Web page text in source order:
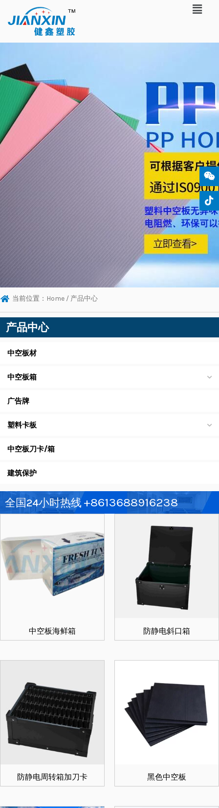
当前位置： Home / 产品中心
产品中心
中空板材
中空板箱
广告牌
塑料卡板
中空板刀卡/箱
建筑保护
全国24小时热线 +8613688916238
中空板海鲜箱 防静电斜口箱
防静电周转箱加刀卡 黑色中空板